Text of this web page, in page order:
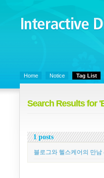
PR 2.0
Home Notice Tag List
Search Results for
1 posts
블로그와 헬스케어의 만